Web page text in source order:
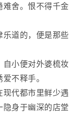
舍。恨不得千金
道的，便是那些
小便对外婆梳妆
不释手。
代都市里鲜少遇
身于幽深的店堂